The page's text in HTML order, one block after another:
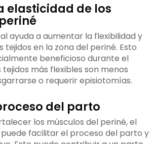
elasticidad de los
ayuda a aumentar la flexibilidad y
tejidos en la zona del periné. Esto
beneficioso durante el
más flexibles son menos
o requerir episiotomías.
del parto
los músculos del periné, el
facilitar el proceso del parto y